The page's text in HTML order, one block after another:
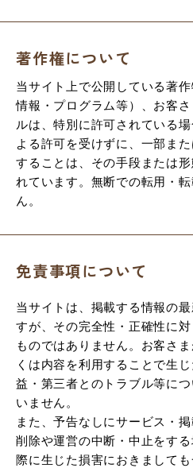
著作権について
当サイト上で公開している著
情報・プログラム等）、お客
ルは、特別に許可されている
よる許可を受けずに、一部ま
することは、その手段または
れています。無断での転用・
ん。
免責事項について
当サイトは、掲載する情報の
すが、その完全性・正確性に
ものではありません。お客さ
くは内容を利用することで生
益・第三者とのトラブル等に
いません。
また、予告なしにサービス・
削除や運営の中断・中止をす
際に生じた損害におきまして